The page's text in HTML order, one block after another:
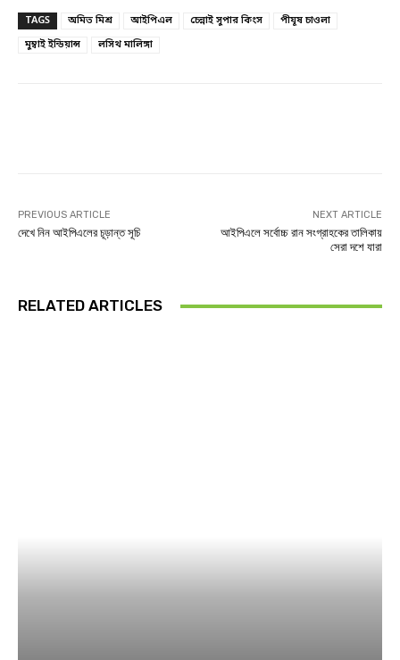
TAGS অমিত মিশ্র আইপিএল চেন্নাই সুপার কিংস
পীযূষ চাওলা
মুম্বাই ইন্ডিয়ান্স
লসিথ মালিঙ্গা
PREVIOUS ARTICLE
দেখে নিন আইপিএলের চূড়ান্ত সূচি
NEXT ARTICLE
আইপিএলে সর্বোচ্চ রান সংগ্রাহকের তালিকায়
সেরা দশে যারা
RELATED ARTICLES